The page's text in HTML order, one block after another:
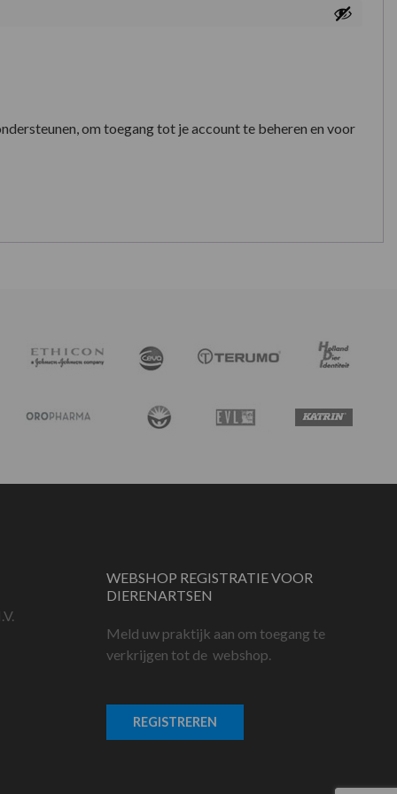
om toegang tot je account te beheren en voor
WEBSHOP REGISTRATIE VOOR
DIERENARTSEN
Meld uw praktijk aan om toegang te
verkrijgen tot de webshop.
REGISTREREN